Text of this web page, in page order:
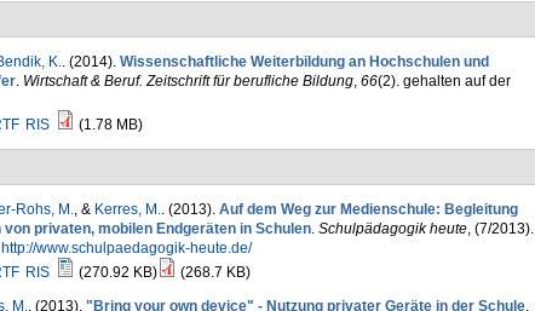
K.. (2014). Wissenschaftliche Weiterbildung an Hochschulen und
. Wirtschaft & Beruf. Zeitschrift für berufliche Bildung, 66(2). gehalten auf der
RIS (1.78 MB)
Rohs, M., & Kerres, M.. (2013). Auf dem Weg zur Medienschule: Begleitung
privaten, mobilen Endgeräten in Schulen. Schulpädagogik heute, (7/2013).
http://www.schulpaedagogik-heute.de/
RIS (270.92 KB)
(268.7 KB)
M.. (2013). "Bring your own device" - Nutzung privater Geräte in der Schule.